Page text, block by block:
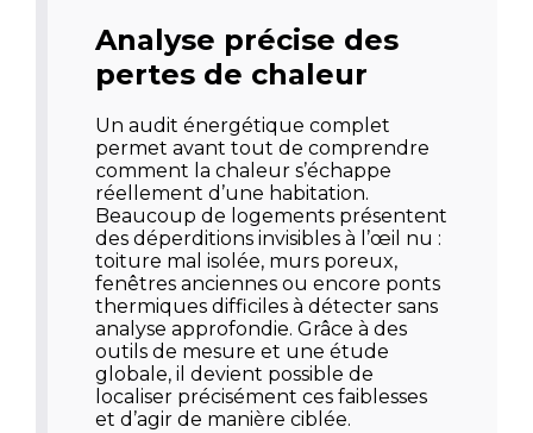
Analyse précise des
pertes de chaleur
Un audit énergétique complet
permet avant tout de comprendre
comment la chaleur s’échappe
réellement d’une habitation.
Beaucoup de logements présentent
des déperditions invisibles à l’œil nu :
toiture mal isolée, murs poreux,
fenêtres anciennes ou encore ponts
thermiques difficiles à détecter sans
analyse approfondie. Grâce à des
outils de mesure et une étude
globale, il devient possible de
localiser précisément ces faiblesses
et d’agir de manière ciblée.